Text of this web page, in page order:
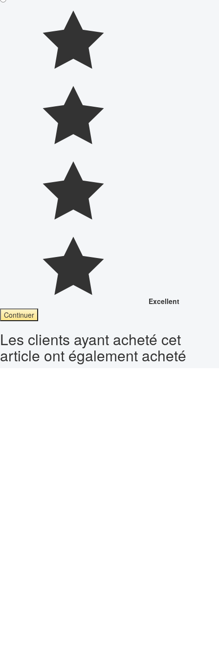
Excellent
Continuer
Les clients ayant acheté cet
article ont également acheté